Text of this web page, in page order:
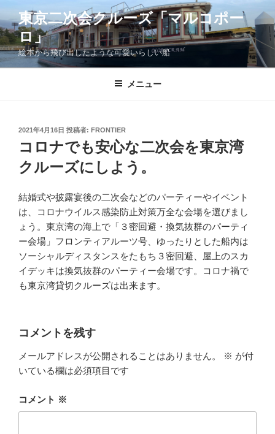
ン
テ
ン
ツ
東京二次会クルーズ「マルコポー
ロ」
絵本から飛び出したような可愛いらしい船
メニュー
投
日:
2021年4月16日 投稿者: FRONTIER
コロナでも安心な二次会を東京湾
クルーズにしよう。
結婚式や披露宴後の二次会などのパーティーやイベント
は、コロナウイルス感染防止対策万全な会場を選びまし
ょう。東京湾の海上で「３密回避・換気抜群のパーティ
ー会場」フロンティアルーツ号、ゆったりとした船内は
ソーシャルディスタンスをたもち３密回避、屋上のスカ
イデッキは換気抜群のパーティー会場です。コロナ禍で
も東京湾貸切クルーズは出来ます。
コメントを残す
メールアドレスが公開されることはありません。 ※ が付
いている欄は必須項目です
コメント ※